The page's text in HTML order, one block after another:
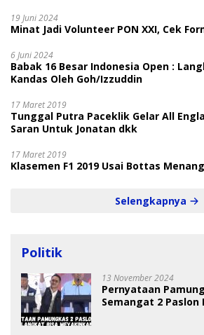
19 Juni 2024
Minat Jadi Volunteer PON XXI, Cek
6 Juni 2024
Babak 16 Besar Indonesia Open :
Kandas Oleh Goh/Izzuddin
17 Maret 2019
Tunggal Putra Paceklik Gelar All
Saran Untuk Jonatan dkk
17 Maret 2019
Klasemen F1 2019 Usai Bottas
Selengkapnya
Politik
13 November 2024
Pernyataan
Semangat 2 Paslon